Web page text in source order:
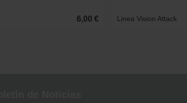
6,00 € Linea Vision Attack